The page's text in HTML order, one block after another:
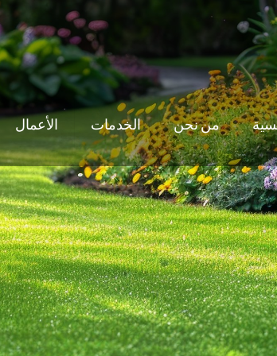
من نحن الخدمات الأعمال